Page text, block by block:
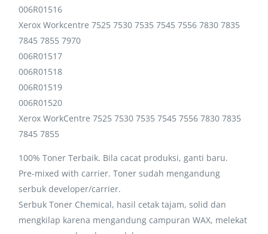
006R01516
Xerox Workcentre 7525 7530 7535 7545 7556 7830 7835
7845 7855 7970
006R01517
006R01518
006R01519
006R01520
Xerox WorkCentre 7525 7530 7535 7545 7556 7830 7835
7845 7855
100% Toner Terbaik. Bila cacat produksi, ganti baru.
Pre-mixed with carrier. Toner sudah mengandung
serbuk developer/carrier.
Serbuk Toner Chemical, hasil cetak tajam, solid dan
mengkilap karena mengandung campuran WAX, melekat